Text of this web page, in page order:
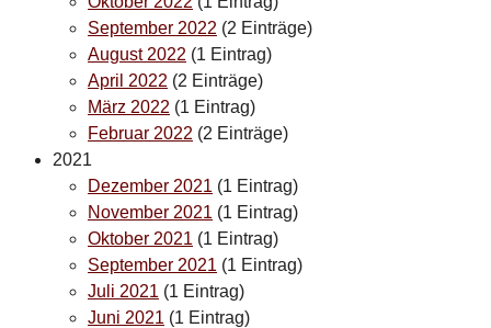
September 2022 (2 Einträge)
August 2022 (1 Eintrag)
April 2022 (2 Einträge)
März 2022 (1 Eintrag)
Februar 2022 (2 Einträge)
2021
Dezember 2021 (1 Eintrag)
November 2021 (1 Eintrag)
Oktober 2021 (1 Eintrag)
September 2021 (1 Eintrag)
Juli 2021 (1 Eintrag)
Juni 2021 (1 Eintrag)